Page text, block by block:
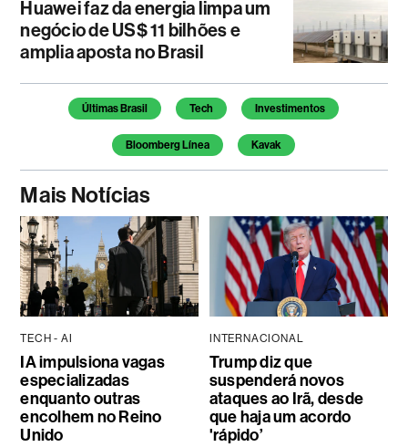
Huawei faz da energia limpa um
negócio de US$ 11 bilhões e
amplia aposta no Brasil
Temas deste artigo
Últimas Brasil Tech Investimentos
Bloomberg Línea Kavak
Mais Notícias
TECH - AI
IA impulsiona vagas
especializadas
enquanto outras
encolhem no Reino
Unido
INTERNACIONAL
Trump diz que
suspenderá novos
ataques ao Irã, desde
que haja um acordo
'rápido’